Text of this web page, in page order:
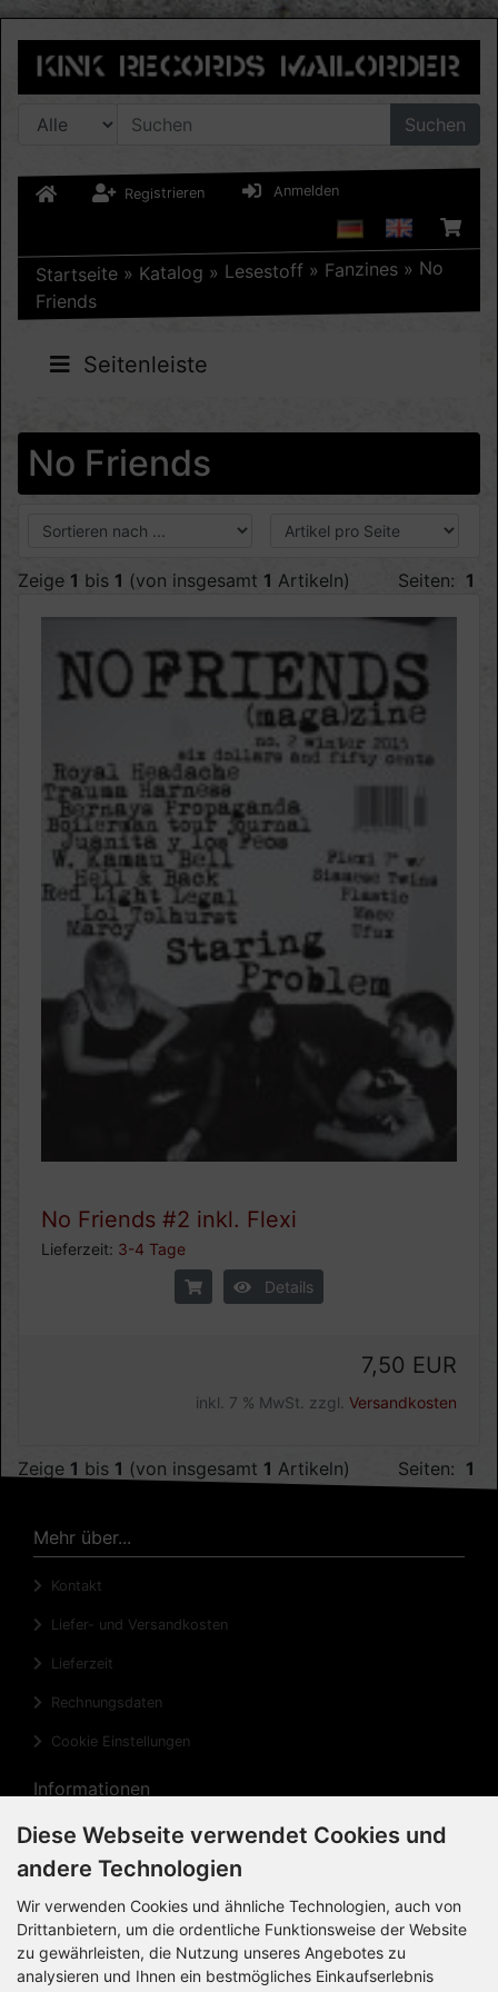
Suchen
Registrieren Anmelden
Startseite » Katalog » Lesestoff » Fanzines » No
Friends
Seitenleiste
No Friends
Zeige 1 bis 1 (von insgesamt 1 Artikeln) Seiten: 1
No Friends #2 inkl. Flexi
Lieferzeit: 3-4 Tage
Details
7,50 EUR
inkl. 7 % MwSt. zzgl. Versandkosten
Zeige 1 bis 1 (von insgesamt 1 Artikeln) Seiten: 1
Mehr über...
Kontakt
Liefer- und Versandkosten
Lieferzeit
Rechnungsdaten
Cookie Einstellungen
Informationen
Privatsphäre und Datenschutz
Widerrufsrecht
Widerrufsformular
Impressum
Diese Webseite verwendet Cookies und
andere Technologien
Wir verwenden Cookies und ähnliche Technologien, auch von
Drittanbietern, um die ordentliche Funktionsweise der Website
zu gewährleisten, die Nutzung unseres Angebotes zu
analysieren und Ihnen ein bestmögliches Einkaufserlebnis